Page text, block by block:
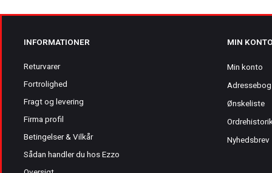
INFORMATIONER
Returvarer
Fortrolighed
Fragt og levering
Firma profil
Betingelser & Vilkår
Sådan handler du hos Ezzo
MIN
Min konto
Adressebog
Ønskeliste
Nyhedsbrev